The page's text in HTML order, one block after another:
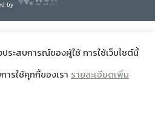
by
ระสบการณ์ของผู้ใช้ การใช้เว็บไซต์นี้
ารใช้คุกกี้ของเรา รายละเอียดเพิ่ม